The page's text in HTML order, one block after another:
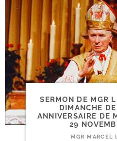
SERMON DE MGR
DIMANCHE
ANNIVERSAIRE DE
29
MGR MARCEL